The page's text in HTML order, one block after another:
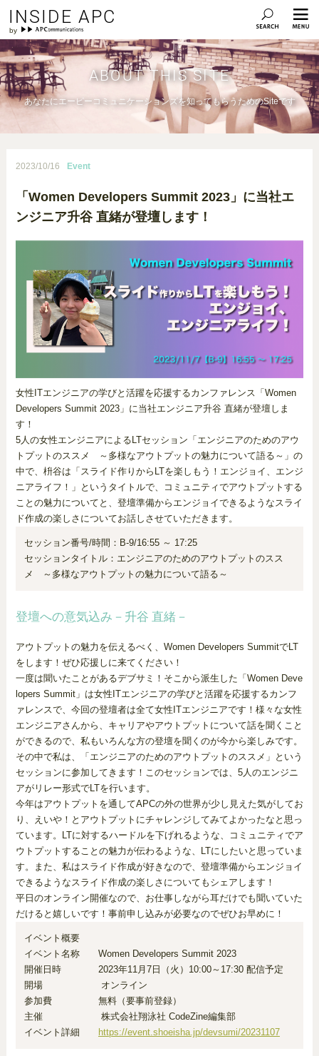
INSIDE APC
ABOUT THIS SITE
あなたにエーピーコミュニケーションズを知ってもらうためのSiteです
2023/10/16 Event
「Women Developers Summit 2023」に当社エ
ンジニア升谷 直緒が登壇します！
女性ITエンジニアの学びと活躍を応援するカンファレンス「Women
Developers Summit 2023」に当社エンジニア升谷 直緒が登壇しま
す！
5人の女性エンジニアによるLTセッション「エンジニアのためのアウ
トプットのススメ ～多様なアウトプットの魅力について語る～」の
中で、枡谷は「スライド作りからLTを楽しもう！エンジョイ、エンジ
ニアライフ！」というタイトルで、コミュニティでアウトプットする
ことの魅力についてと、登壇準備からエンジョイできるようなスライ
ド作成の楽しさについてお話しさせていただきます。
セッション番号/時間：B-9/16:55 ～ 17:25
セッションタイトル：エンジニアのためのアウトプットのスス
メ ～多様なアウトプットの魅力について語る～
登壇への意気込み－升谷 直緒－
アウトプットの魅力を伝えるべく、Women Developers SummitでLT
をします！ぜひ応援しに来てください！
一度は聞いたことがあるデブサミ！そこから派生した「Women Deve
lopers Summit」は女性ITエンジニアの学びと活躍を応援するカンフ
ァレンスで、今回の登壇者は全て女性ITエンジニアです！ 様々な女性
エンジニアさんから、キャリアやアウトプットについて話を聞くこと
ができるので、私もいろんな方の登壇を聞くのが今から楽しみです。
その中で私は、「エンジニアのためのアウトプットのススメ」という
セッションに参加してきます！このセッションでは、5人のエンジニ
アがリレー形式でLTを行います。
今年はアウトプットを通してAPCの外の世界が少し見えた気がしてお
り、えいや！とアウトプットにチャレンジしてみてよかったなと思っ
ています。 LTに対するハードルを下げれるような、コミュニティでア
ウトプットすることの魅力が伝わるような、LTにしたいと思っていま
す。
また、私はスライド作成が好きなので、登壇準備からエンジョイ
できるようなスライド作成の楽しさについてもシェアします！
平日のオンライン開催なので、お仕事しながら耳だけでも聞いていた
だけると嬉しいです！事前申し込みが必要なのでぜひお早めに！
イベント概要
イベント名称 Women Developers Summit 2023
開催日時 2023年11月7日（火）10:00～17:30 配信予定
開場 オンライン
参加費 無料（要事前登録）
主催 株式会社翔泳社 CodeZine編集部
イベント詳細 https://event.shoeisha.jp/devsumi/20231107